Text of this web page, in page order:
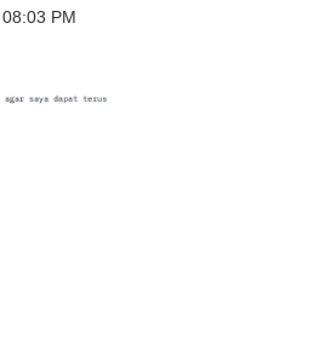
08:03 PM